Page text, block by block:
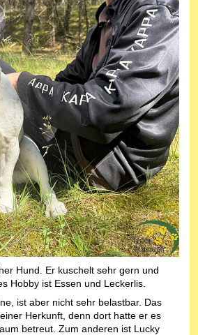
Hund. Er kuschelt sehr gern und
Hobby ist Essen und Leckerlis.
ist aber nicht sehr belastbar. Das
Herkunft, denn dort hatte er es
betreut. Zum anderen ist Lucky